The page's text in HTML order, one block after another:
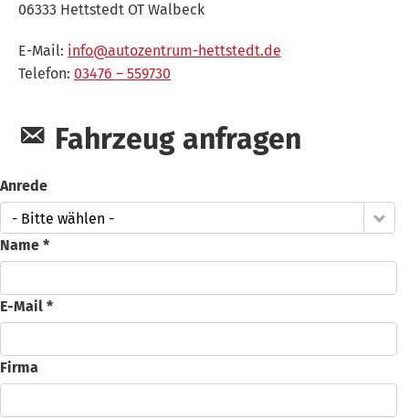
06333 Hettstedt OT Walbeck
E-Mail: info@autozentrum-hettstedt.de
Telefon: 03476 – 559730
Fahrzeug anfragen
Anrede
- Bitte wählen -
Name *
E-Mail *
Firma